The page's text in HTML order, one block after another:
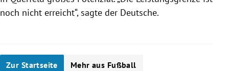
noch nicht erreicht“, sagte der Deutsche.
Zur Startseite Mehr aus Fußball